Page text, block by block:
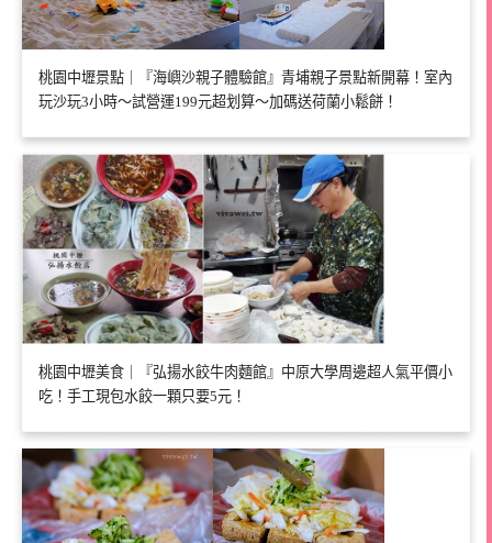
桃園中壢景點｜『海嶼沙親子體驗館』青埔親子景點新開幕！室內
玩沙玩3小時～試營運199元超划算～加碼送荷蘭小鬆餅！
桃園中壢美食｜『弘揚水餃牛肉麵館』中原大學周邊超人氣平價小
吃！手工現包水餃一顆只要5元！